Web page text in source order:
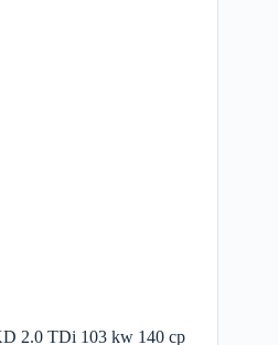
2.0 TDi 103 kw 140 cp